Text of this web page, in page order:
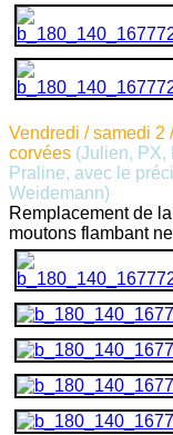
Vendredi / samedi 2
corvées (Julien, PX,
Praline, avec le
Weidemann)
Remplacement de
moutons flambant